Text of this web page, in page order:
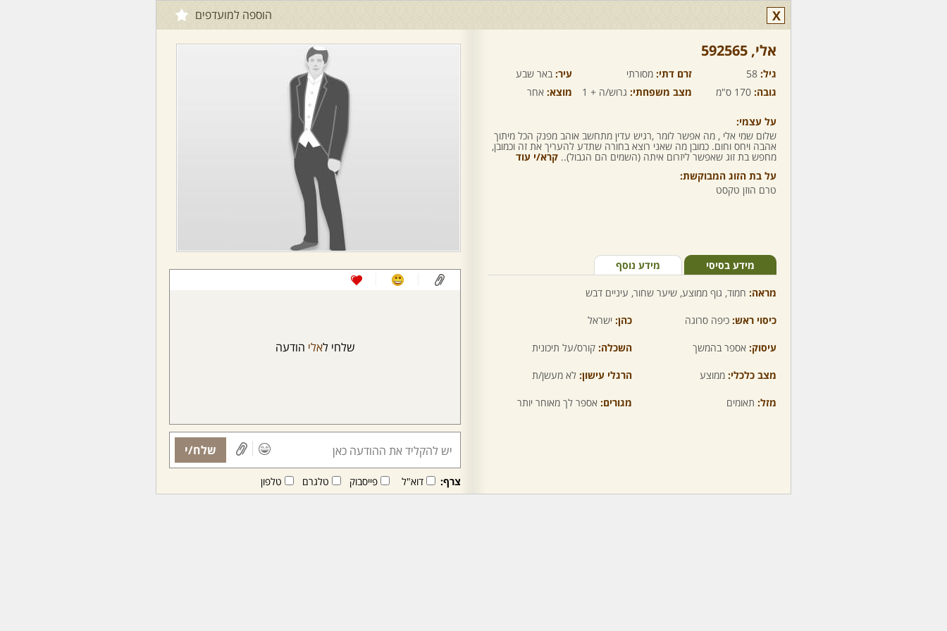
X הוספה למועדפים
אלי,‏ 592565
גיל: 58 זרם דתי: מסורתי עיר: באר שבע
גובה: 170 ס"מ מצב משפחתי: גרוש/ה + 1 מוצא: אחר
על עצמי:
שלום שמי אלי , מה אפשר לומר ,רגיש עדין מתחשב אוהב מפנק הכל מיתוך
אהבה ויחס וחום. כמובן מה שאני רוצא בחורה שתדע להעריך את זה וכמובן,
מחפש בת זוג שאפשר ליזרום איתה (השמים הם הגבול).. קרא/י עוד
על בת הזוג המבוקשת:
טרם הוזן טקסט
מידע בסיסי מידע נוסף
מראה: חמוד, גוף ממוצע, שיער שחור, עיניים דבש
כיסוי ראש: כיפה סרוגה כהן: ישראל
עיסוק: אספר בהמשך השכלה: קורס/על תיכונית
מצב כלכלי: ממוצע הרגלי עישון: לא מעשן/ת
מזל: תאומים מגורים: אספר לך מאוחר יותר
שלחי לאלי הודעה
שלח/י
צרף: דוא"ל פייסבוק טלגרם טלפון